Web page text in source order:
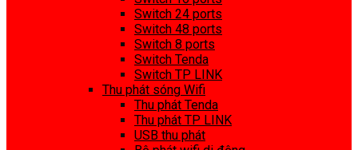
Switch 24 ports
Switch 48 ports
Switch 8 ports
Switch Tenda
Switch TP LINK
Thu phát sóng Wifi
Thu phát Tenda
Thu phát TP LINK
USB thu phát